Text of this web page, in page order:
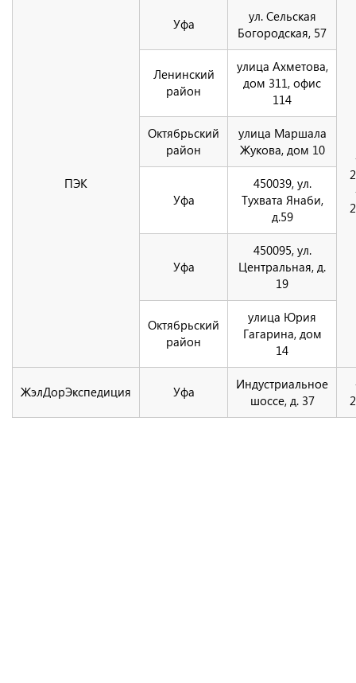
ПЭК
Уфа
ул. Сельская
Богородская, 57
Ленинский
район
улица Ахметова,
дом 311, офис
114
Октябрьский
район
улица Маршала
Жукова, дом 10
Уфа
450039, ул.
Тухвата Янаби,
д.59
Уфа
450095, ул.
Центральная, д.
19
Октябрьский
район
улица Юрия
Гагарина, дом
14
ЖэлДорЭкспедиция Уфа
Индустриальное
шоссе, д. 37